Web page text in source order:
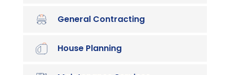
General Contracting
House Planning